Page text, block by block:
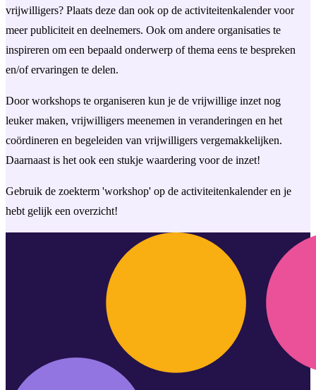
vrijwilligers? Plaats deze dan ook op de activiteitenkalender voor
meer publiciteit en deelnemers. Ook om andere organisaties te
inspireren om een bepaald onderwerp of thema eens te bespreken
en/of ervaringen te delen.
Door workshops te organiseren kun je de vrijwillige inzet nog
leuker maken, vrijwilligers meenemen in veranderingen en het
coördineren en begeleiden van vrijwilligers vergemakkelijken.
Daarnaast is het ook een stukje waardering voor de inzet!
Gebruik de zoekterm 'workshop' op de activiteitenkalender en je
hebt gelijk een overzicht!